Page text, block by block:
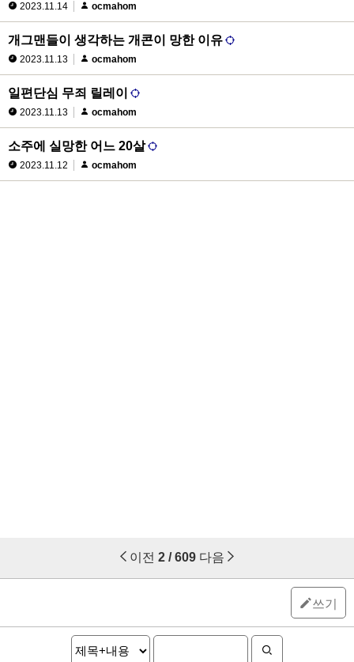
2023.11.14 ocmahom
개그맨들이 생각하는 개콘이 망한 이유
2023.11.13 ocmahom
일편단심 무죄 릴레이
2023.11.13 ocmahom
소주에 실망한 어느 20살
2023.11.12 ocmahom
이전 2 / 609 다음
쓰기